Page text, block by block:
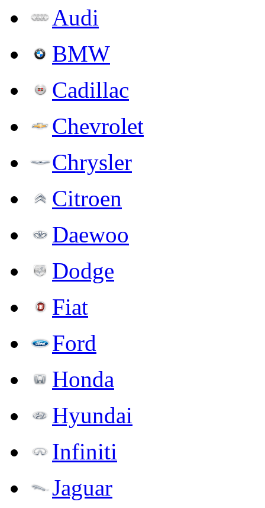
Audi
BMW
Cadillac
Chevrolet
Chrysler
Citroen
Daewoo
Dodge
Fiat
Ford
Honda
Hyundai
Infiniti
Jaguar